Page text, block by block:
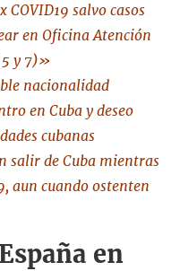
salvo casos
en Oficina Atención
y 7)»
nacionalidad
en Cuba y deseo
cubanas
salir de Cuba mientras
aun cuando ostenten
en